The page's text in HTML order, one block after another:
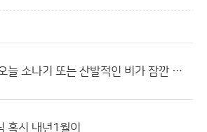
분명히 오늘 소나기 또는 산발적인 비가 잠깐 온다고 했는데...
혹시 내년1월이